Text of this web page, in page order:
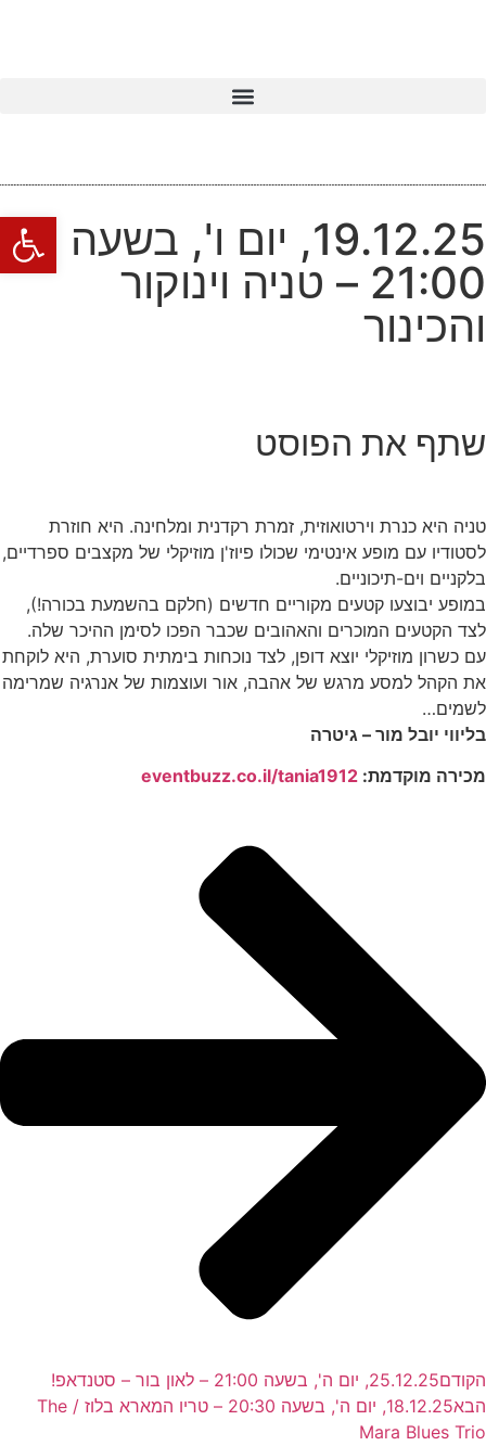
19.12.25, יום ו', בשעה
21:00 – טניה וינוקור
והכינור
שתף את הפוסט
טניה היא כנרת וירטואוזית, זמרת רקדנית ומלחינה. היא חוזרת
לסטודיו עם מופע אינטימי שכולו פיוז'ן מוזיקלי של מקצבים ספרדיים,
בלקניים וים-תיכוניים.
במופע יבוצעו קטעים מקוריים חדשים (חלקם בהשמעת בכורה!),
לצד הקטעים המוכרים והאהובים שכבר הפכו לסימן ההיכר שלה.
עם כשרון מוזיקלי יוצא דופן, לצד נוכחות בימתית סוערת, היא לוקחת
את הקהל למסע מרגש של אהבה, אור ועוצמות של אנרגיה שמרימה
לשמים…
בליווי יובל מור – גיטרה
מכירה מוקדמת: eventbuzz.co.il/tania1912
הקודם25.12.25, יום ה', בשעה 21:00 – לאון בור – סטנדאפ!
הבא
18.12.25, יום ה', בשעה 20:30 – טריו המארא בלוז / The
Mara Blues Trio
פתח